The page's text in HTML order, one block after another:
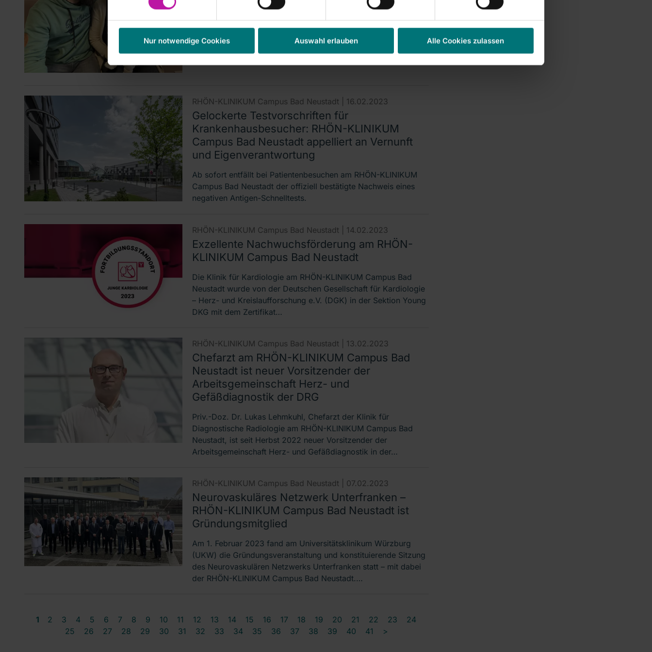
Nur notwendige Cookies Auswahl erlauben Alle Cookies zulassen
am RHÖN-KLKINIKUM Campus Bad Neustadt die 100. Geburt
Uhr geboren, wog 3.510 Gramm und maß 53…
RHÖN-KLINIKUM Campus Bad Neustadt | 16.02.2023
Gelockerte Testvorschriften für
Krankenhausbesucher: RHÖN-KLINIKUM
Campus Bad Neustadt appelliert an Vernunft
und Eigenverantwortung
Ab sofort entfällt bei Patientenbesuchen am RHÖN-KLINIKUM
Campus Bad Neustadt der offiziell bestätigte Nachweis eines
negativen Antigen-Schnelltests.
RHÖN-KLINIKUM Campus Bad Neustadt | 14.02.2023
Exzellente Nachwuchsförderung am RHÖN-
KLINIKUM Campus Bad Neustadt
Die Klinik für Kardiologie am RHÖN-KLINIKUM Campus Bad
Neustadt wurde von der Deutschen Gesellschaft für Kardiologie
– Herz- und Kreislaufforschung e.V. (DGK) in der Sektion Young
DKG mit dem Zertifikat…
RHÖN-KLINIKUM Campus Bad Neustadt | 13.02.2023
Chefarzt am RHÖN-KLINIKUM Campus Bad
Neustadt ist neuer Vorsitzender der
Arbeitsgemeinschaft Herz- und
Gefäßdiagnostik der DRG
Priv.-Doz. Dr. Lukas Lehmkuhl, Chefarzt der Klinik für
Diagnostische Radiologie am RHÖN-KLINIKUM Campus Bad
Neustadt, ist seit Herbst 2022 neuer Vorsitzender der
Arbeitsgemeinschaft Herz- und Gefäßdiagnostik in der…
RHÖN-KLINIKUM Campus Bad Neustadt | 07.02.2023
Neurovaskuläres Netzwerk Unterfranken –
RHÖN-KLINIKUM Campus Bad Neustadt ist
Gründungsmitglied
Am 1. Februar 2023 fand am Universitätsklinikum Würzburg
(UKW) die Gründungsveranstaltung und konstituierende Sitzung
des Neurovaskulären Netzwerks Unterfranken statt – mit dabei
der RHÖN-KLINIKUM Campus Bad Neustadt.…
1 2 3 4 5 6 7 8 9 10 11 12 13 14 15 16 17 18 19 20 21 22 23
24
25
26 27 28 29 30 31 32 33 34 35 36 37 38 39 40 41 >